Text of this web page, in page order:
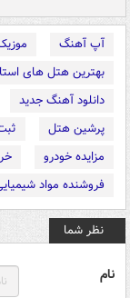
آپ آهنگ
بهترین هتل های
دانلود آهنگ جدید
پرشین هتل
مزایده خودرو
فروشنده مواد
نظر شما
نام